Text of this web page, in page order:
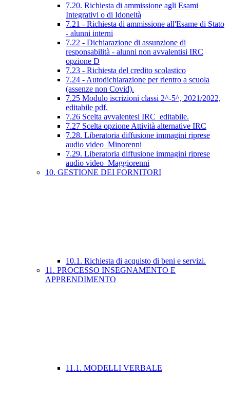
7.20. Richiesta di ammissione agli Esami
Integrativi o di Idoneità
7.21 - Richiesta di ammissione all'Esame di Stato
- alunni interni
7.22 - Dichiarazione di assunzione di
responsabilità - alunni non avvalentisi IRC
opzione D
7.23 - Richiesta del credito scolastico
7.24 - Autodichiarazione per rientro a scuola
(assenze non Covid).
7.25 Modulo iscrizioni classi 2^-5^, 2021/2022,
editabile pdf.
7.26 Scelta avvalentesi IRC_editabile.
7.27 Scelta opzione Attività alternative IRC
7.28. Liberatoria diffusione immagini riprese
audio video_Minorenni
7.29. Liberatoria diffusione immagini riprese
audio video_Maggiorenni
10. GESTIONE DEI FORNITORI
10.1. Richiesta di acquisto di beni e servizi.
11. PROCESSO INSEGNAMENTO E
APPRENDIMENTO
11.1. MODELLI VERBALE